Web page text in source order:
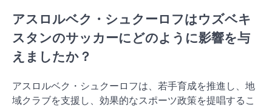
アスロルベク・シュクーロフはウズベキ
スタンのサッカーにどのように影響を与
えましたか？
アスロルベク・シュクーロフは、若手育成を推進し、地
域クラブを支援し、効果的なスポーツ政策を提唱するこ